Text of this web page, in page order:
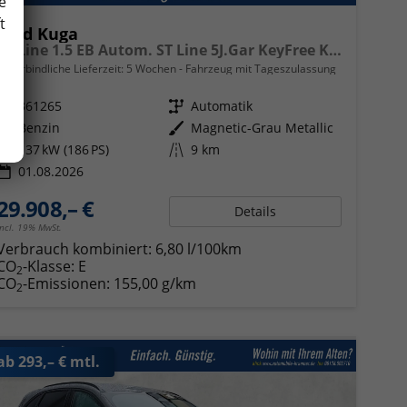
Kuga
ST-Line 1.5 EB Autom. ST Line 5J.Gar KeyFree Kamera
unverbindliche Lieferzeit: 5 Wochen Fahrzeug mit Tageszulassung
361265 Getriebe Automatik
Benzin Außenfarbe Magnetic-Grau Metallic
137 kW (186 PS) Kilometerstand 9 km
01.08.2026
€
19% MwSt.
Details
kombiniert: 6,80 l/100km
2-Klasse: E
2-Emissionen: 155,00 g/km
293,– € mtl.